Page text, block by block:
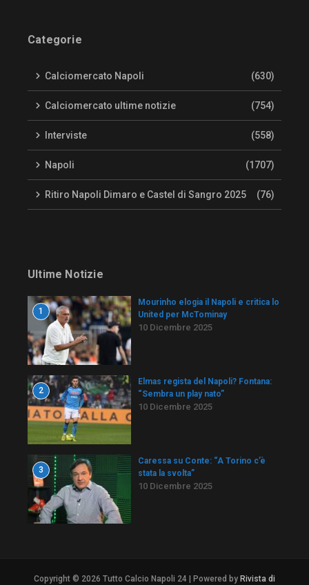
Categorie
Calciomercato Napoli (630)
Calciomercato ultime notizie (754)
Interviste (558)
Napoli (1707)
Ritiro Napoli Dimaro e Castel di Sangro 2025 (76)
Ultime Notizie
1
Mourinho elogia il Napoli e critica lo
United per McTominay
10 Dicembre 2025
2
Elmas regista del Napoli? Fontana:
“Sembra un play nato”
10 Dicembre 2025
3
Caressa su Conte: “A Torino c’è
stata la svolta”
10 Dicembre 2025
Copyright © 2026 Tutto Calcio Napoli 24 | Powered by Rivista di